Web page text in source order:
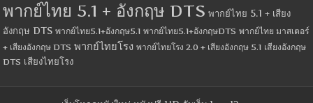
พากย์ไทย 5.1 + อังกฤษ DTS พากย์ไทย 5.1 + เสียง
อังกฤษ DTS พากย์ไทย5.1+อังกฤษ5.1 พากย์ไทย5.1+อังกฤษDTS พากย์ไทย มาสเตอร์
+ เสียงอังกฤษ DTS พากย์ไทยโรง พากย์ไทยโรง 2.0 + เสียงอังกฤษ 5.1 เสียงอังกฤษ
DTS เสียงไทยโรง